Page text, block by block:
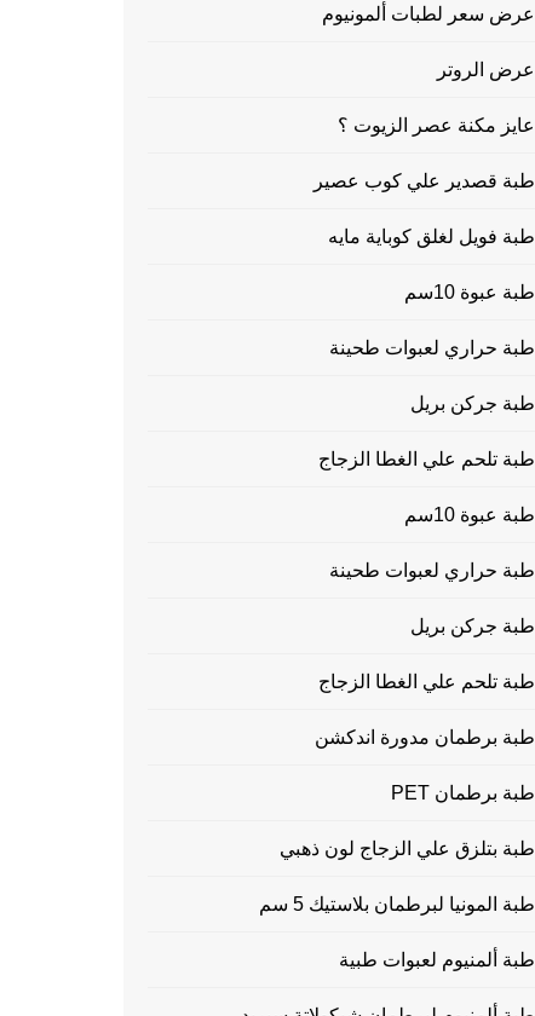
عرض سعر لطبات ألمونيوم
عرض الروتر
عايز مكنة عصر الزيوت ؟
طبة قصدير علي كوب عصير
طبة فويل لغلق كوباية مايه
طبة عبوة 10سم
طبة حراري لعبوات طحينة
طبة جركن بريل
طبة تلحم علي الغطا الزجاج
طبة عبوة 10سم
طبة حراري لعبوات طحينة
طبة جركن بريل
طبة تلحم علي الغطا الزجاج
طبة برطمان مدورة اندكشن
طبة برطمان PET
طبة بتلزق علي الزجاج لون ذهبي
طبة المونيا لبرطمان بلاستيك 5 سم
طبة ألمنيوم لعبوات طبية